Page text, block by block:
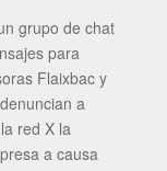
grupo de chat
para
Flaixbac y
a
red X la
a causa